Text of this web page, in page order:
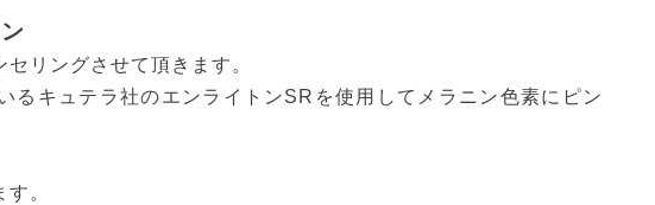
リングさせて頂きます。
るキュテラ社のエンライトンSRを使用してメラニン色素にピン
。